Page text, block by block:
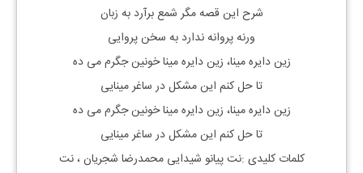
شرح این قصه مگر شمع برآرد به زبان
ورنه پروانه ندارد به سخن پروایی
زین دایره مینا، زین دایره مینا خونین جگرم می ده
تا حل کنم این مشکل در ساغر مینایی
زین دایره مینا، زین دایره مینا خونین جگرم می ده
تا حل کنم این مشکل در ساغر مینایی
کلمات کلیدی :نت پیانو شیدایی محمدرضا شجریان، نت